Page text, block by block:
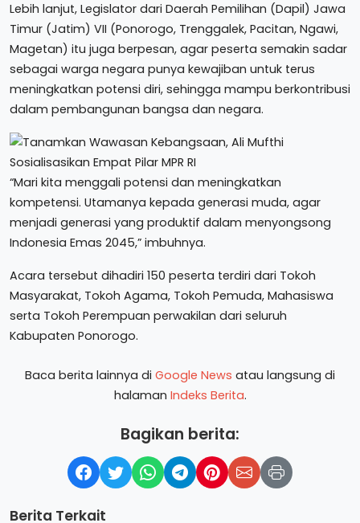
Lebih lanjut, Legislator dari Daerah Pemilihan (Dapil) Jawa
Timur (Jatim) VII (Ponorogo, Trenggalek, Pacitan, Ngawi,
Magetan) itu juga berpesan, agar peserta semakin sadar
sebagai warga negara punya kewajiban untuk terus
meningkatkan potensi diri, sehingga mampu berkontribusi
dalam pembangunan bangsa dan negara.
“Mari kita menggali potensi dan meningkatkan
kompetensi. Utamanya kepada generasi muda, agar
menjadi generasi yang produktif dalam menyongsong
Indonesia Emas 2045,” imbuhnya.
Acara tersebut dihadiri 150 peserta terdiri dari Tokoh
Masyarakat, Tokoh Agama, Tokoh Pemuda, Mahasiswa
serta Tokoh Perempuan perwakilan dari seluruh
Kabupaten Ponorogo.
Baca berita lainnya di Google News atau langsung di
halaman Indeks Berita.
Bagikan berita:
Berita Terkait